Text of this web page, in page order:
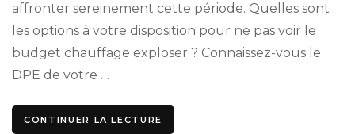
affronter sereinement cette période. Quelles sont
les options à votre disposition pour ne pas voir le
budget chauffage exploser ? Connaissez-vous le
DPE de votre …
CONTINUER LA LECTURE